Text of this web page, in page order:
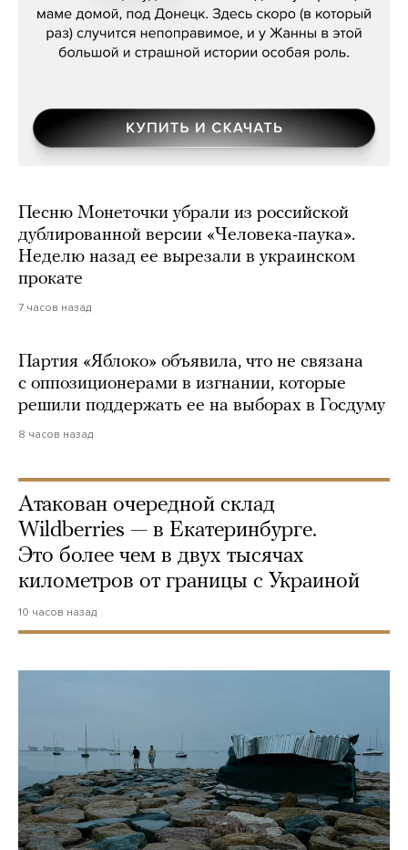
Песню Монеточки убрали из российской
дублированной версии «Человека-паука».
Неделю назад ее вырезали в украинском
прокате
7 часов назад
Партия «Яблоко» объявила, что не связана
с оппозиционерами в изгнании, которые
решили поддержать ее на выборах в Госдуму
8 часов назад
Атакован очередной склад
Wildberries — в Екатеринбурге.
Это более чем в двух тысячах
километров от границы с Украиной
10 часов назад